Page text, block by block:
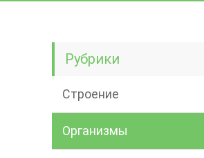
Рубрики
Строение
Организмы